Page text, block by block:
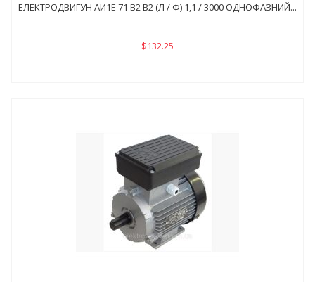
ЕЛЕКТРОДВИГУН АИ1Е 71 В2 В2 (Л / Ф) 1,1 / 3000 ОДНОФАЗНИЙ...
$132.25